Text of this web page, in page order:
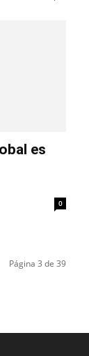
es
0
Página 3 de 39